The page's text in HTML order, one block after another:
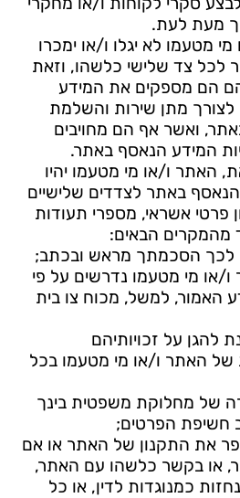
מעת לעת.
מטעמו לא יגלו ו/או ימכרו
לכל צד שלישי כלשהו, וזאת
הם מספקים את המידע
מתן שירות והשלמת
ואשר אף הם מחויבים
המידע הנאסף באתר.
האתר ו/או מי מטעמו יהיו
באתר לצדדים שלישיים
פרטי אשראי, מספרי תעודות
מהמקרים הבאים:
לכך הסכמתך מראש ובכתב;
או מי מטעמו נדרשים על פי
האמור, למשל, מכוח צו בית
להגן על זכויותיהם
של האתר ו/או מי מטעמו בכל
של מחלוקת משפטית בינך
חשיפת הפרטים;
את התקנון של האתר או אם
או בקשר כלשהו עם האתר,
כמנוגדות לדין, או כל